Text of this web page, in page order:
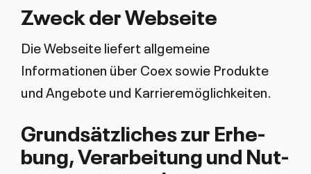
Matthias
Brügger
Zweck der Web­sei­te
Die Webseite liefert allgemeine
Informationen über Coex sowie Produkte
und Angebote und Karrieremöglichkeiten.
Grund­sätz­li­ches zur Er­he­
bung, Ver­ar­bei­tung und Nut­